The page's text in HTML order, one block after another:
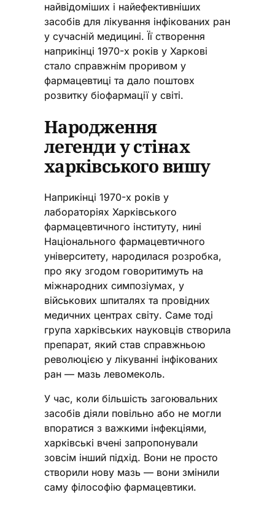
найвідоміших і найефективніших
засобів для лікування інфікованих ран
у сучасній медицині. Її створення
наприкінці 1970-х років у Харкові
стало справжнім проривом у
фармацевтиці та дало поштовх
розвитку біофармації у світі.
Народження
легенди у стінах
харківського вишу
Наприкінці 1970-х років у
лабораторіях Харківського
фармацевтичного інституту, нині
Національного фармацевтичного
університету, народилася розробка,
про яку згодом говоритимуть на
міжнародних симпозіумах, у
військових шпиталях та провідних
медичних центрах світу. Саме тоді
група харківських науковців створила
препарат, який став справжньою
революцією у лікуванні інфікованих
ран — мазь левомеколь.
У час, коли більшість загоювальних
засобів діяли повільно або не могли
впоратися з важкими інфекціями,
харківські вчені запропонували
зовсім інший підхід. Вони не просто
створили нову мазь — вони змінили
саму філософію фармацевтики.